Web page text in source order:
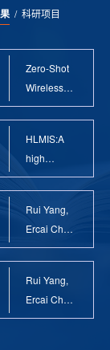
/ 科研项目
Zero-Shot
Wireless
Sensor
HLMIS:A
high
Resolution
Rui Yang,
Ercai Chen
and
Rui Yang,
Ercai Chen
and